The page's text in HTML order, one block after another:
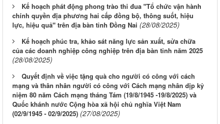
Kế hoạch phát động phong trào thi đua "Tổ chức vận hành
chính quyền địa phương hai cấp đồng bộ, thông suốt, hiệu
lực, hiệu quả" trên địa bàn tỉnh Đồng Nai (28/08/2025)
Kế hoạch phúc tra, khảo sát năng lực sản xuất, sửa chữa
của các doanh nghiệp công nghiệp trên địa bàn tỉnh năm 2025
(28/08/2025)
Quyết định về việc tặng quà cho người có công với cách
mạng và thân nhân người có công với Cách mạng nhân dịp kỷ
niệm 80 năm Cách mạng tháng Tám (19/8/1945 -19/8/2025) và
Quốc khánh nước Cộng hòa xã hội chủ nghĩa Việt Nam
(02/9/1945 - 02/9/2025) (27/08/2025)